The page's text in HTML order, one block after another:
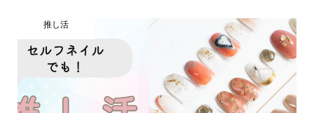
推し活